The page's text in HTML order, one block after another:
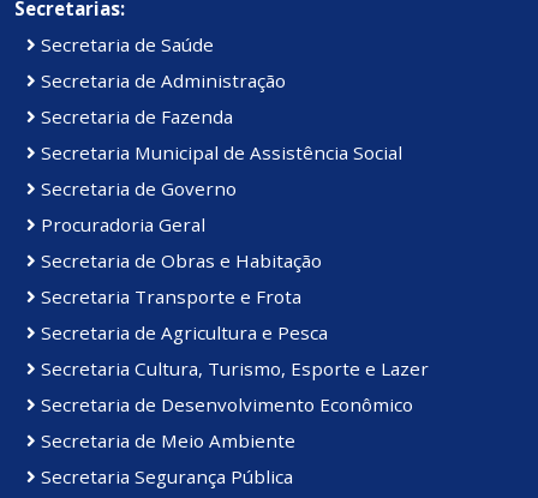
Secretarias:
Secretaria de Saúde
Secretaria de Administração
Secretaria de Fazenda
Secretaria Municipal de Assistência Social
Secretaria de Governo
Procuradoria Geral
Secretaria de Obras e Habitação
Secretaria Transporte e Frota
Secretaria de Agricultura e Pesca
Secretaria Cultura, Turismo, Esporte e Lazer
Secretaria de Desenvolvimento Econômico
Secretaria de Meio Ambiente
Secretaria Segurança Pública